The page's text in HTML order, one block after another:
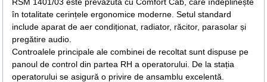
în totalitate cerințele ergonomice moderne. Setul standard
include aparat de aer condiționat, radiator, răcitor, parasolar și
pregătire audio.
Controalele principale ale combinei de recoltat sunt dispuse pe
panoul de control din partea RH a operatorului. De la stația
operatorului se asigură o privire de ansamblu excelentă.